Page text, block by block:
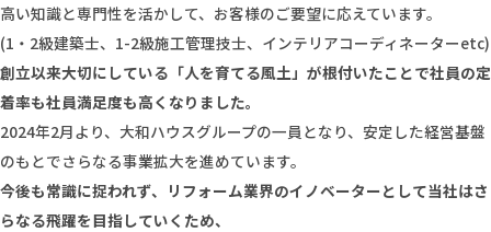
高い知識と専門性を活かして、お客様のご要望に応えています。
(1・2級建築士、1-2級施工管理技士、インテリアコーディネーターetc)
創立以来大切にしている「人を育てる風土」が根付いたことで社員の定
着率も社員満足度も高くなりました。
2024年2月より、大和ハウスグループの一員となり、安定した経営基盤
のもとでさらなる事業拡大を進めています。
今後も常識に捉われず、リフォーム業界のイノベーターとして当社はさ
らなる飛躍を目指していくため、